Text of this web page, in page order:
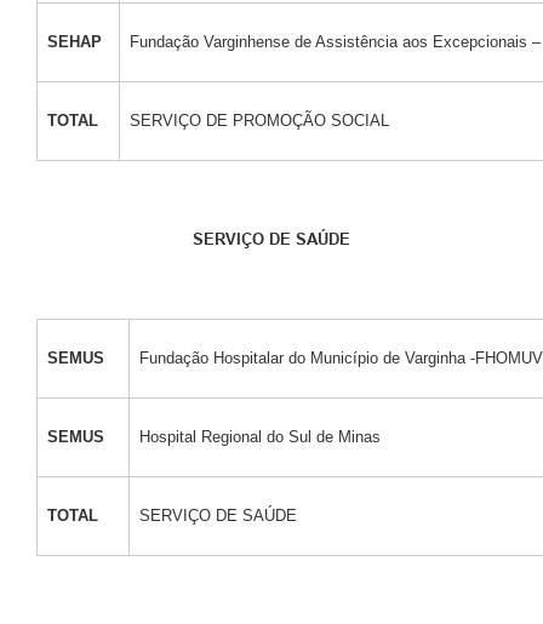
SEHAP Fundação Varginhense de Assistência aos Excepcionais
TOTAL SERVIÇO DE PROMOÇÃO SOCIAL
SERVIÇO DE SAÚDE
SEMUS Fundação Hospitalar do Município de Varginha -FHOMUV
SEMUS Hospital Regional do Sul de Minas
TOTAL SERVIÇO DE SAÚDE